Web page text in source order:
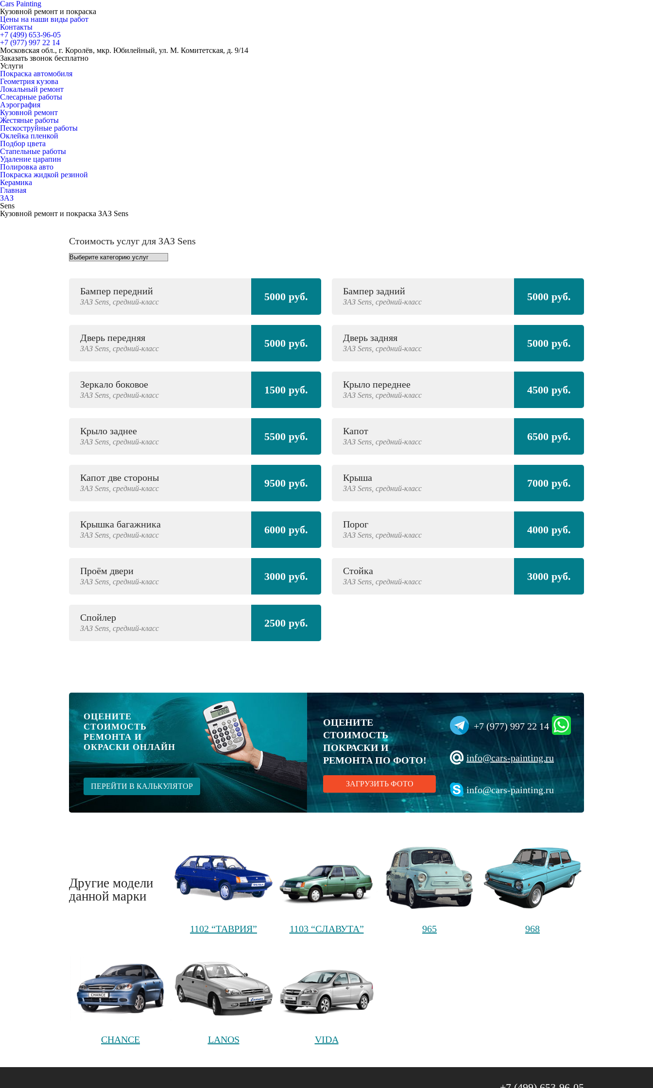
Cars Painting
Кузовной ремонт и покраска
Цены на наши виды работ
Контакты
+7 (499) 653-96-05
+7 (977) 997 22 14
Московская обл., г. Королёв, мкр. Юбилейный, ул. М. Комитетская, д. 9/14
Заказать звонок бесплатно
Услуги
Покраска автомобиля
Геометрия кузова
Локальный ремонт
Слесарные работы
Аэрография
Кузовной ремонт
Жестяные работы
Пескоструйные работы
Оклейка пленкой
Подбор цвета
Стапельные работы
Удаление царапин
Полировка авто
Покраска жидкой резиной
Керамика
Главная
ЗАЗ
Sens
Кузовной ремонт и покраска ЗАЗ Sens
Стоимость услуг для ЗАЗ Sens
Бампер передний
ЗАЗ Sens, средний-класс 5000 руб. Бампер задний
ЗАЗ Sens, средний-класс 5000 руб.
Дверь передняя
ЗАЗ Sens, средний-класс 5000 руб. Дверь задняя
ЗАЗ Sens, средний-класс 5000 руб.
Зеркало боковое
ЗАЗ Sens, средний-класс 1500 руб. Крыло переднее
ЗАЗ Sens, средний-класс 4500 руб.
Крыло заднее
ЗАЗ Sens, средний-класс 5500 руб. Капот
ЗАЗ Sens, средний-класс 6500 руб.
Капот две стороны
ЗАЗ Sens, средний-класс 9500 руб. Крыша
ЗАЗ Sens, средний-класс 7000 руб.
Крышка багажника
ЗАЗ Sens, средний-класс 6000 руб. Порог
ЗАЗ Sens, средний-класс 4000 руб.
Проём двери
ЗАЗ Sens, средний-класс 3000 руб. Стойка
ЗАЗ Sens, средний-класс 3000 руб.
Спойлер
ЗАЗ Sens, средний-класс 2500 руб.
ОЦЕНИТЕ
СТОИМОСТЬ
РЕМОНТА И
ОКРАСКИ ОНЛАЙН
ПЕРЕЙТИ В КАЛЬКУЛЯТОР
ОЦЕНИТЕ
СТОИМОСТЬ
ПОКРАСКИ И
РЕМОНТА ПО ФОТО!
ЗАГРУЗИТЬ ФОТО
+7 (977) 997 22 14
info@cars-painting.ru
info@cars-painting.ru
Другие модели
данной марки
1102 “ТАВРИЯ” 1103 “СЛАВУТА” 965 968
CHANCE LANOS VIDA